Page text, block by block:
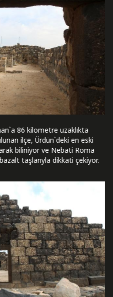
86 kilometre uzaklıkta
ilçe, Ürdün`deki en eski
biliniyor ve Nebati Roma
taşlarıyla dikkati çekiyor.